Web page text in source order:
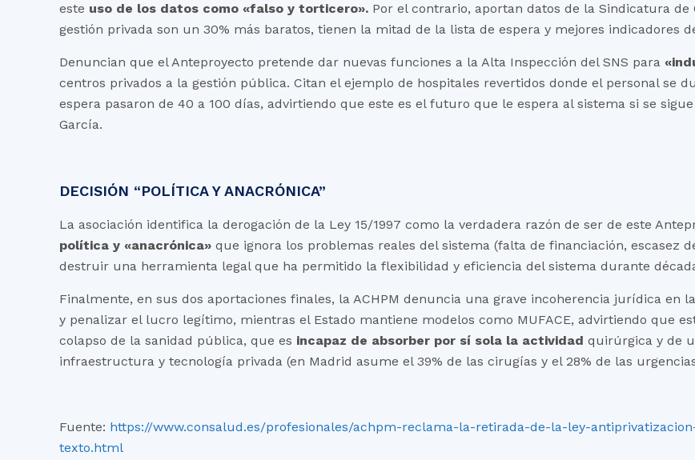
este uso de los datos como «falso y torticero». Por el contrario, aportan datos de la Sindicatura
gestión privada son un 30% más baratos, tienen la mitad de la lista de espera y mejores indicadores
Denuncian que el Anteproyecto pretende dar nuevas funciones a la Alta Inspección del SNS para
centros privados a la gestión pública. Citan el ejemplo de hospitales revertidos donde el personal se
espera pasaron de 40 a 100 días, advirtiendo que este es el futuro que le espera al sistema si se
García.
DECISIÓN “POLÍTICA Y ANACRÓNICA”
La asociación identifica la derogación de la Ley 15/1997 como la verdadera razón de ser de este
política y «anacrónica» que ignora los problemas reales del sistema (falta de financiación, escasez
destruir una herramienta legal que ha permitido la flexibilidad y eficiencia del sistema durante
Finalmente, en sus dos aportaciones finales, la ACHPM denuncia una grave incoherencia jurídica en
y penalizar el lucro legítimo, mientras el Estado mantiene modelos como MUFACE, advirtiendo que
colapso de la sanidad pública, que es incapaz de absorber por sí sola la actividad quirúrgica y de
infraestructura y tecnología privada (en Madrid asume el 39% de las cirugías y el 28% de las
Fuente: https://www.consalud.es/profesionales/achpm-reclama-la-retirada-de-la-ley-
texto.html